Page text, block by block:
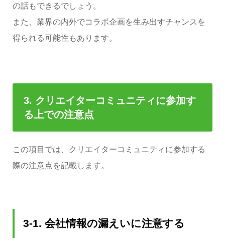
の話もできるでしょう。
また、業界の内外でコラボ企画を生み出すチャンスを
得られる可能性もあります。
3. クリエイターコミュニティに参加す
る上での注意点
この項目では、クリエイターコミュニティに参加する
際の注意点を記載します。
3-1. 会社情報の漏えいに注意する